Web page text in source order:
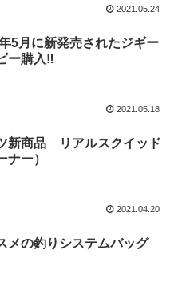
2021.05.24
5月に新発売されたジギー
ー購入‼️
2021.05.18
新商品 リアルスクイッド
ナー）
2021.04.20
メの釣りシステムバッグ